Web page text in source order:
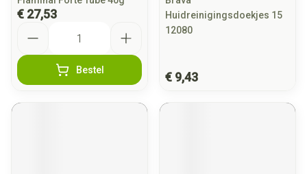
€ 27,53
Bestel
Huidreinigingsdoekjes 15
12080
€ 9,43